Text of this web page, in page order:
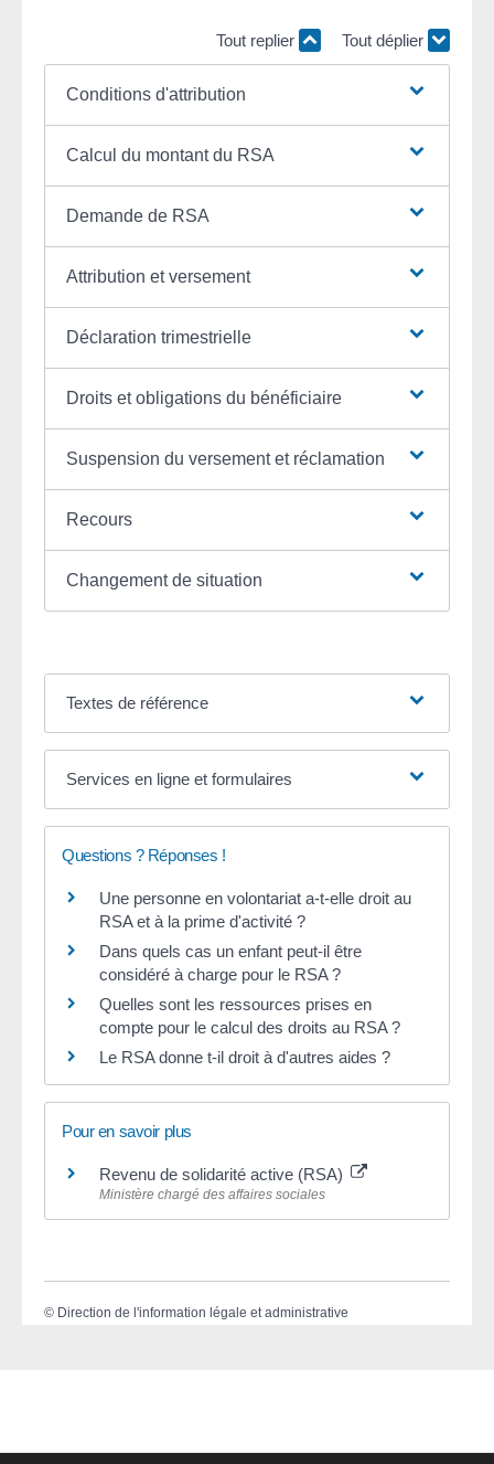
Tout replier Tout déplier
Conditions d'attribution
Calcul du montant du RSA
Demande de RSA
Attribution et versement
Déclaration trimestrielle
Droits et obligations du bénéficiaire
Suspension du versement et réclamation
Recours
Changement de situation
Textes de référence
Services en ligne et formulaires
Questions ? Réponses !
Une personne en volontariat a-t-elle droit au
RSA et à la prime d'activité ?
Dans quels cas un enfant peut-il être
considéré à charge pour le RSA ?
Quelles sont les ressources prises en
compte pour le calcul des droits au RSA ?
Le RSA donne t-il droit à d'autres aides ?
Pour en savoir plus
Revenu de solidarité active (RSA)
Ministère chargé des affaires sociales
© Direction de l'information légale et administrative